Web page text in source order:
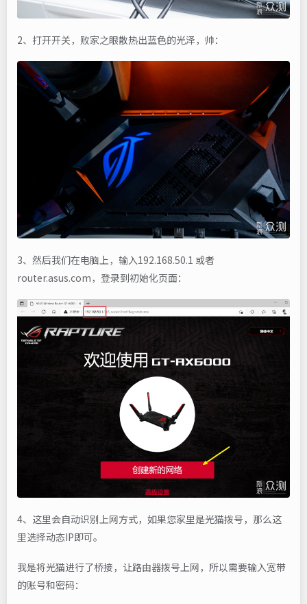
2、打开开关，败家之眼散热出蓝色的光泽，帅：
3、然后我们在电脑上，输入192.168.50.1 或者
router.asus.com，登录到初始化页面：
4、这里会自动识别上网方式，如果您家里是光猫拨号，那么这
里选择动态IP即可。
我是将光猫进行了桥接，让路由器拨号上网，所以需要输入宽带
的账号和密码：